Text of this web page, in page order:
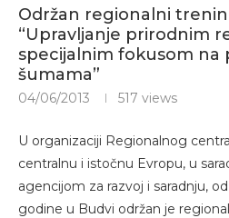
Održan regionalni
“Upravljanje prirodnim
specijalnim fokusom na
šumama”
04/06/2013 517 views
U organizaciji Regionalnog
centralnu i istočnu Evropu, u
agencijom za razvoj i saradnju,
godine u Budvi održan je